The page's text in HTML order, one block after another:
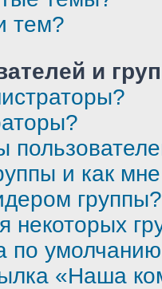
тем?
и
и как
группы?
некоторых
по
«Наша